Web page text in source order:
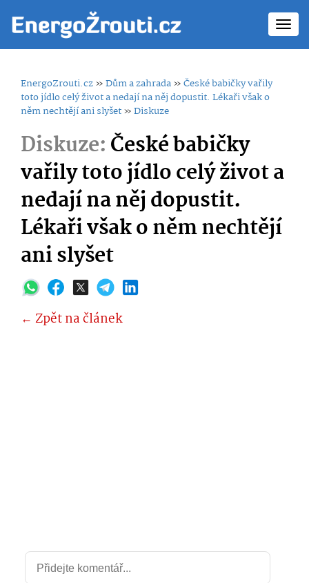
EnergoZrouti.cz»Dům a zahrada»České babičky vařily
toto jídlo celý život a nedají na něj dopustit. Lékaři však o
něm nechtějí ani slyšet»Diskuze
Diskuze:České babičky
vařily toto jídlo celý život a
nedají na něj dopustit.
Lékaři však o něm nechtějí
ani slyšet
← Zpět na článek